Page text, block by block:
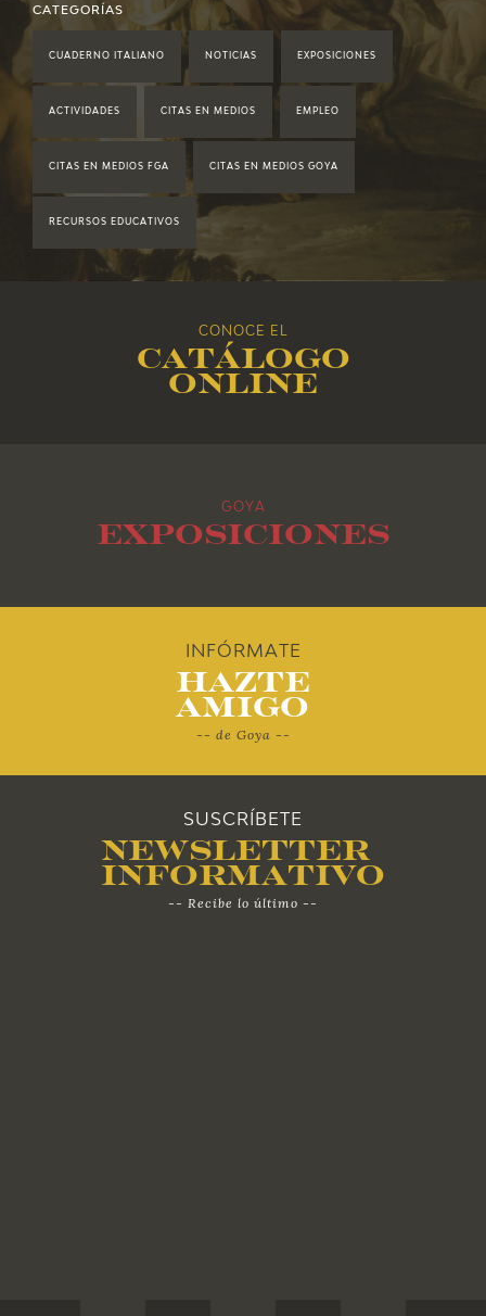
2021
2017
2012
CATEGORÍAS
CUADERNO ITALIANO NOTICIAS EXPOSICIONES
ACTIVIDADES CITAS EN MEDIOS EMPLEO
CITAS EN MEDIOS FGA CITAS EN MEDIOS GOYA
RECURSOS EDUCATIVOS
CONOCE EL
Catálogo
online
GOYA
Exposiciones
INFÓRMATE
Hazte
Amigo
-- de Goya --
SUSCRÍBETE
Newsletter
Informativo
-- Recibe lo último --